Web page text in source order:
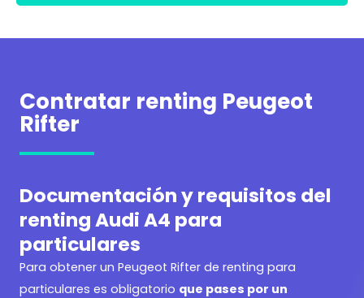
Contratar renting Peugeot
Rifter
Documentación y requisitos del
renting Audi A4 para
particulares
Para obtener un Peugeot Rifter de renting para
particulares es obligatorio que pases por un